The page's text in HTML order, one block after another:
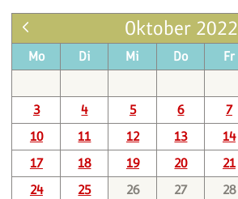
Oktober 2022
Mo Di Mi Do Fr
3
4 5 6 7
10
11 12 13 14
17
18 19 20 21
24
25 26 27 28